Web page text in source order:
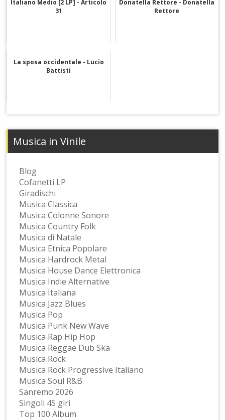
Italiano Medio [2 LP] - Articolo
31
Donatella Rettore - Donatella
Rettore
La sposa occidentale - Lucio
Battisti
Musica in Vinile
Blog
Cofanetti LP
Giradischi
Musica Classica
Musica Colonne Sonore
Musica Country Folk
Musica di Natale
Musica Etnica Popolare
Musica Hardrock Metal
Musica House Dance Elettronica
Musica Indie Alternative
Musica Italiana
Musica Jazz Blues
Musica Pop
Musica Punk New Wave
Musica Rap Hip Hop
Musica Reggae Dub Ska
Musica Rock
Musica Rock Progressive Italiano
Musica Soul R&B
Sanremo 2026
Singoli 45 giri
Top 100 Album